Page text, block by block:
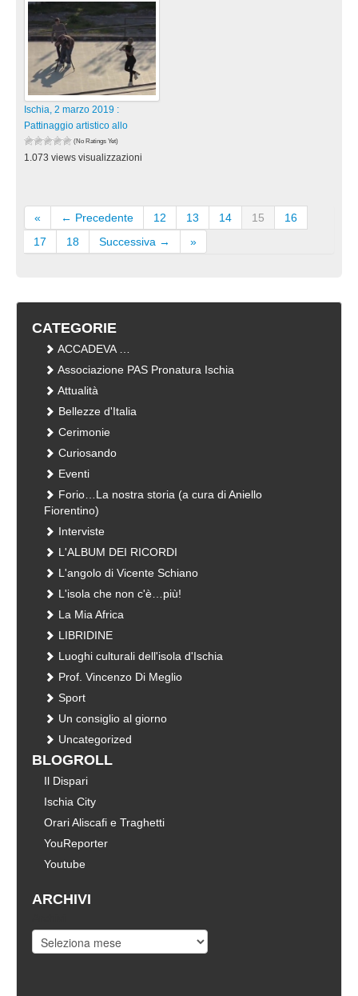
Ischia, 2 marzo 2019 :
Pattinaggio artistico allo
(No Ratings Yet)
1.073 views visualizzazioni
« ← Precedente 12 13 14 15
16
17
18 Successiva → »
CATEGORIE
ACCADEVA …
Associazione PAS Pronatura Ischia
Attualità
Bellezze d'Italia
Cerimonie
Curiosando
Eventi
Forio…La nostra storia (a cura di Aniello
Fiorentino)
Interviste
L'ALBUM DEI RICORDI
L'angolo di Vicente Schiano
L'isola che non c'è…più!
La Mia Africa
LIBRIDINE
Luoghi culturali dell'isola d'Ischia
Prof. Vincenzo Di Meglio
Sport
Un consiglio al giorno
Uncategorized
BLOGROLL
Il Dispari
Ischia City
Orari Aliscafi e Traghetti
YouReporter
Youtube
ARCHIVI